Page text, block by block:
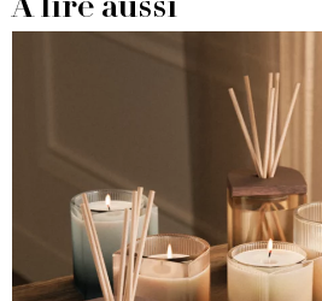
À lire aussi